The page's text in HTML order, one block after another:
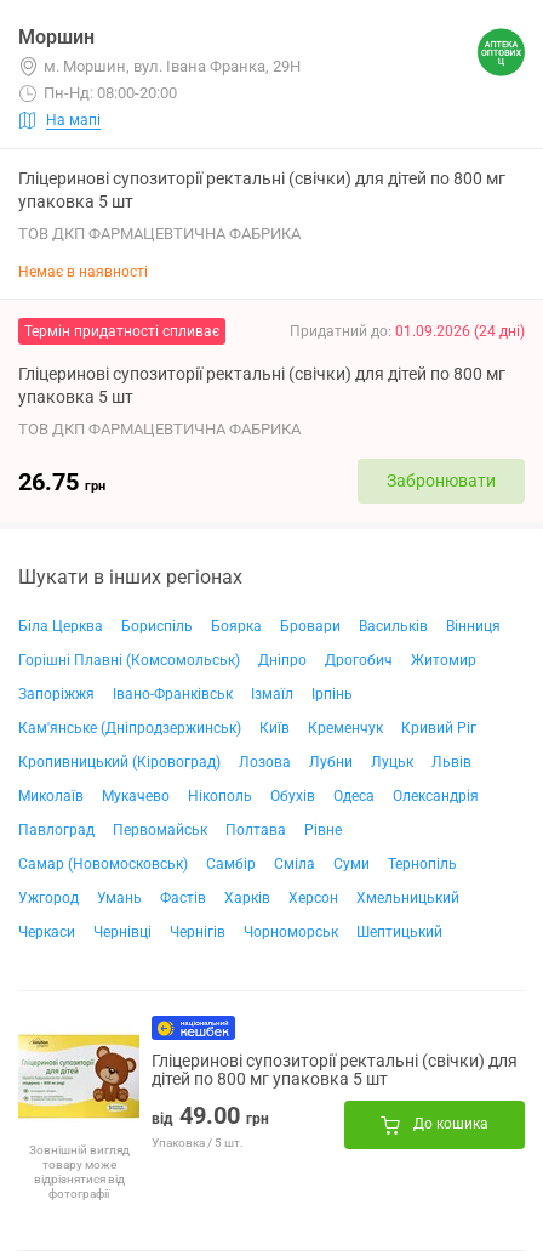
Моршин
м. Моршин, вул. Івана Франка, 29Н
Пн-Нд: 08:00-20:00
На мапі
Гліцеринові супозиторії ректальні (свічки) для дітей по 800 мг
упаковка 5 шт
ТОВ ДКП ФАРМАЦЕВТИЧНА ФАБРИКА
Немає в наявності
Термін придатності спливає Придатний до: 01.09.2026 (24 дні)
Гліцеринові супозиторії ректальні (свічки) для дітей по 800 мг
упаковка 5 шт
ТОВ ДКП ФАРМАЦЕВТИЧНА ФАБРИКА
26.75 грн Забронювати
Шукати в інших регіонах
Біла Церква Бориспіль Боярка Бровари Васильків
Вінниця
Горішні Плавні (Комсомольськ)
Дніпро Дрогобич
Житомир
Запоріжжя
Івано-Франківськ Ізмаїл
Ірпінь
Кам'янське (Дніпродзержинськ)
Київ Кременчук
Кривий Ріг
Кропивницький (Кіровоград)
Лозова Лубни Луцьк
Львів
Миколаїв
Мукачево Нікополь Обухів Одеса
Олександрія
Павлоград
Первомайськ Полтава
Рівне
Самар (Новомосковськ)
Самбір Сміла Суми
Тернопіль
Ужгород
Умань Фастів Харків Херсон
Хмельницький
Черкаси
Чернівці Чернігів Чорноморськ Шептицький
Зовнішній вигляд
товару може
відрізнятися від
фотографії
Гліцеринові супозиторії ректальні (свічки) для
дітей по 800 мг упаковка 5 шт
від 49.00 грн
Упаковка / 5 шт.
До кошика